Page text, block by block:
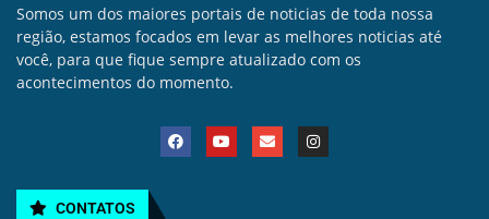
Somos um dos maiores portais de noticias de toda nossa
região, estamos focados em levar as melhores noticias até
você, para que fique sempre atualizado com os
acontecimentos do momento.
CONTATOS